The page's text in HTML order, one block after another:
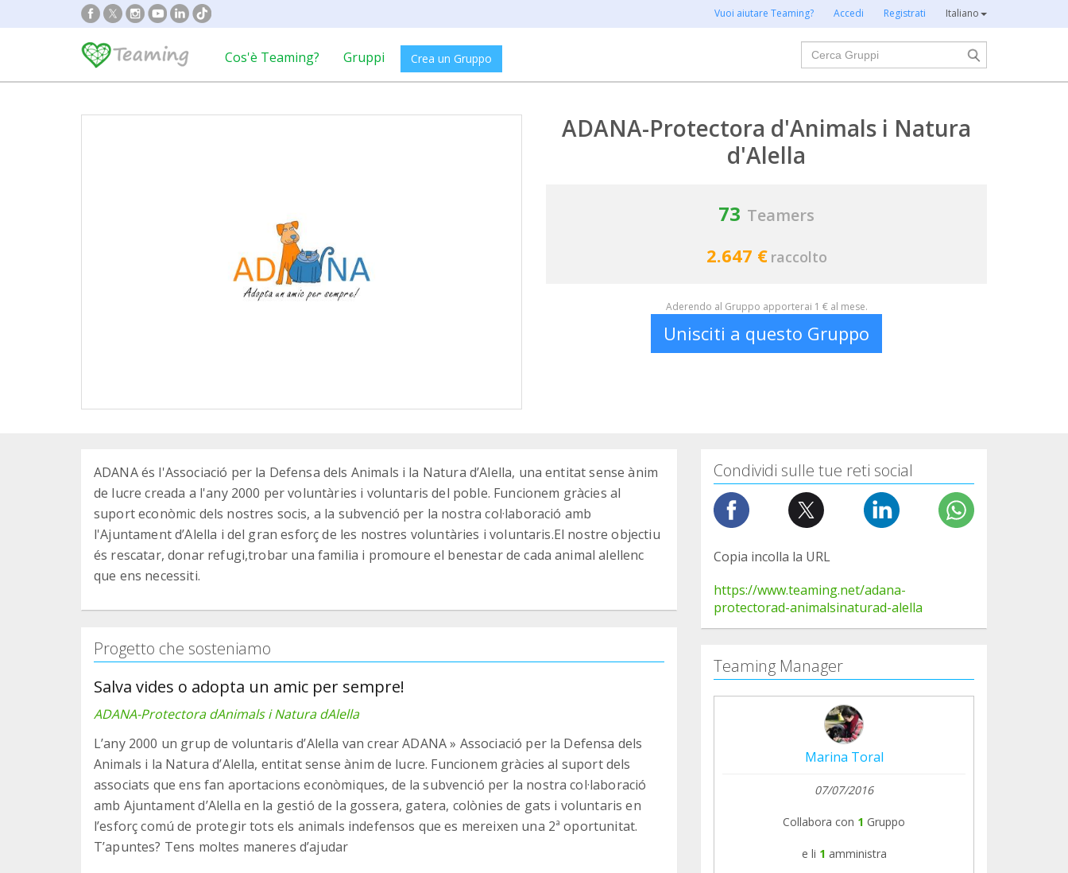
Vuoi aiutare Teaming? Accedi Registrati Italiano
Cos'è Teaming? Gruppi Crea un Gruppo
Cerca
ADANA-Protectora d'Animals i Natura
d'Alella
73 Teamers
2.647 € raccolto
Aderendo al Gruppo apporterai 1 € al mese.
Unisciti a questo Gruppo
ADANA és l'Associació per la Defensa dels Animals i la Natura d’Alella, una entitat sense ànim
de lucre creada a l'any 2000 per voluntàries i voluntaris del poble. Funcionem gràcies al
suport econòmic dels nostres socis, a la subvenció per la nostra col·laboració amb
l'Ajuntament d’Alella i del gran esforç de les nostres voluntàries i voluntaris.El nostre objectiu
és rescatar, donar refugi,trobar una familia i promoure el benestar de cada animal alellenc
que ens necessiti.
Progetto che sosteniamo
Salva vides o adopta un amic per sempre!
ADANA-Protectora dAnimals i Natura dAlella
L’any 2000 un grup de voluntaris d’Alella van crear ADANA » Associació per la Defensa dels
Animals i la Natura d’Alella, entitat sense ànim de lucre. Funcionem gràcies al suport dels
associats que ens fan aportacions econòmiques, de la subvenció per la nostra col·laboració
amb Ajuntament d’Alella en la gestió de la gossera, gatera, colònies de gats i voluntaris en
l’esforç comú de protegir tots els animals indefensos que es mereixen una 2ª oportunitat.
Condividi sulle tue reti social
Copia incolla la URL
https://www.teaming.net/adana-
protectorad-animalsinaturad-alella
Teaming Manager
Marina Toral
07/07/2016
Collabora con 1 Gruppo
e li 1 amministra